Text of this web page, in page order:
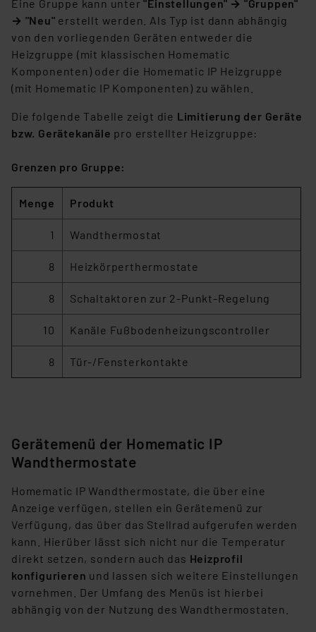
unberührt. Ihre Browser-Einstellungen können dazu
führen, dass die Einstellungen nicht längerfristig
gespeichert werden und dieses Banner erneut
angezeigt wird.
„Einige Drittanbieter verarbeiten personenbezogene
Daten in den USA. Ihre Einwilligung zur Einbindung von
Cookies dieser Drittanbieter umfasst daher ggf. auch
(1) lit. a DSGVO. Nähere Infos zu diesen Drittanbietern
der Datenschutzerklärung. Für die USA besteht kein
Angemessenheitsbeschluss der EU. Dies bedeutet,
dass die USA als Land mit unzureichendem
Datenschutz nach EU-Standards eingestuft wird. So
besteht etwa das Risiko, dass US-Behörden
personenbezogene Daten in
Überwachungsprogrammen verarbeiten, ohne dass
hiergegen Klagemöglichkeiten für Europäer bestehen.
Unsere Kooperation mit diesen Dienstleistern stützt
Europäischen Kommission sowie einer eigenen
Eine Gruppe kann unter"Einstellungen" → "Gruppen"
→ "Neu" erstellt werden. Als Typ ist dann abhängig
von den vorliegenden Geräten entweder die
Heizgruppe (mit klassischen Homematic
Komponenten) oder die Homematic IP Heizgruppe
(mit Homematic IP Komponenten) zu wählen.
Die folgende Tabelle zeigt die Limitierung der Geräte
bzw. Gerätekanäle pro erstellter Heizgruppe:
Grenzen pro Gruppe:
Menge Produkt
1 Wandthermostat
8 Heizkörperthermostate
8 Schaltaktoren zur 2-Punkt-Regelung
10 Kanäle Fußbodenheizungscontroller
8 Tür-/Fensterkontakte
Gerätemenü der Homematic IP
Wandthermostate
Homematic IP Wandthermostate, die über eine
Anzeige verfügen, stellen ein Gerätemenü zur
Verfügung, das über das Stellrad aufgerufen werden
kann. Hierüber lässt sich nicht nur die Temperatur
direkt setzen, sondern auch das Heizprofil
konfigurieren und lassen sich weitere Einstellungen
vornehmen. Der Umfang des Menüs ist hierbei
abhängig von der Nutzung des Wandthermostaten.